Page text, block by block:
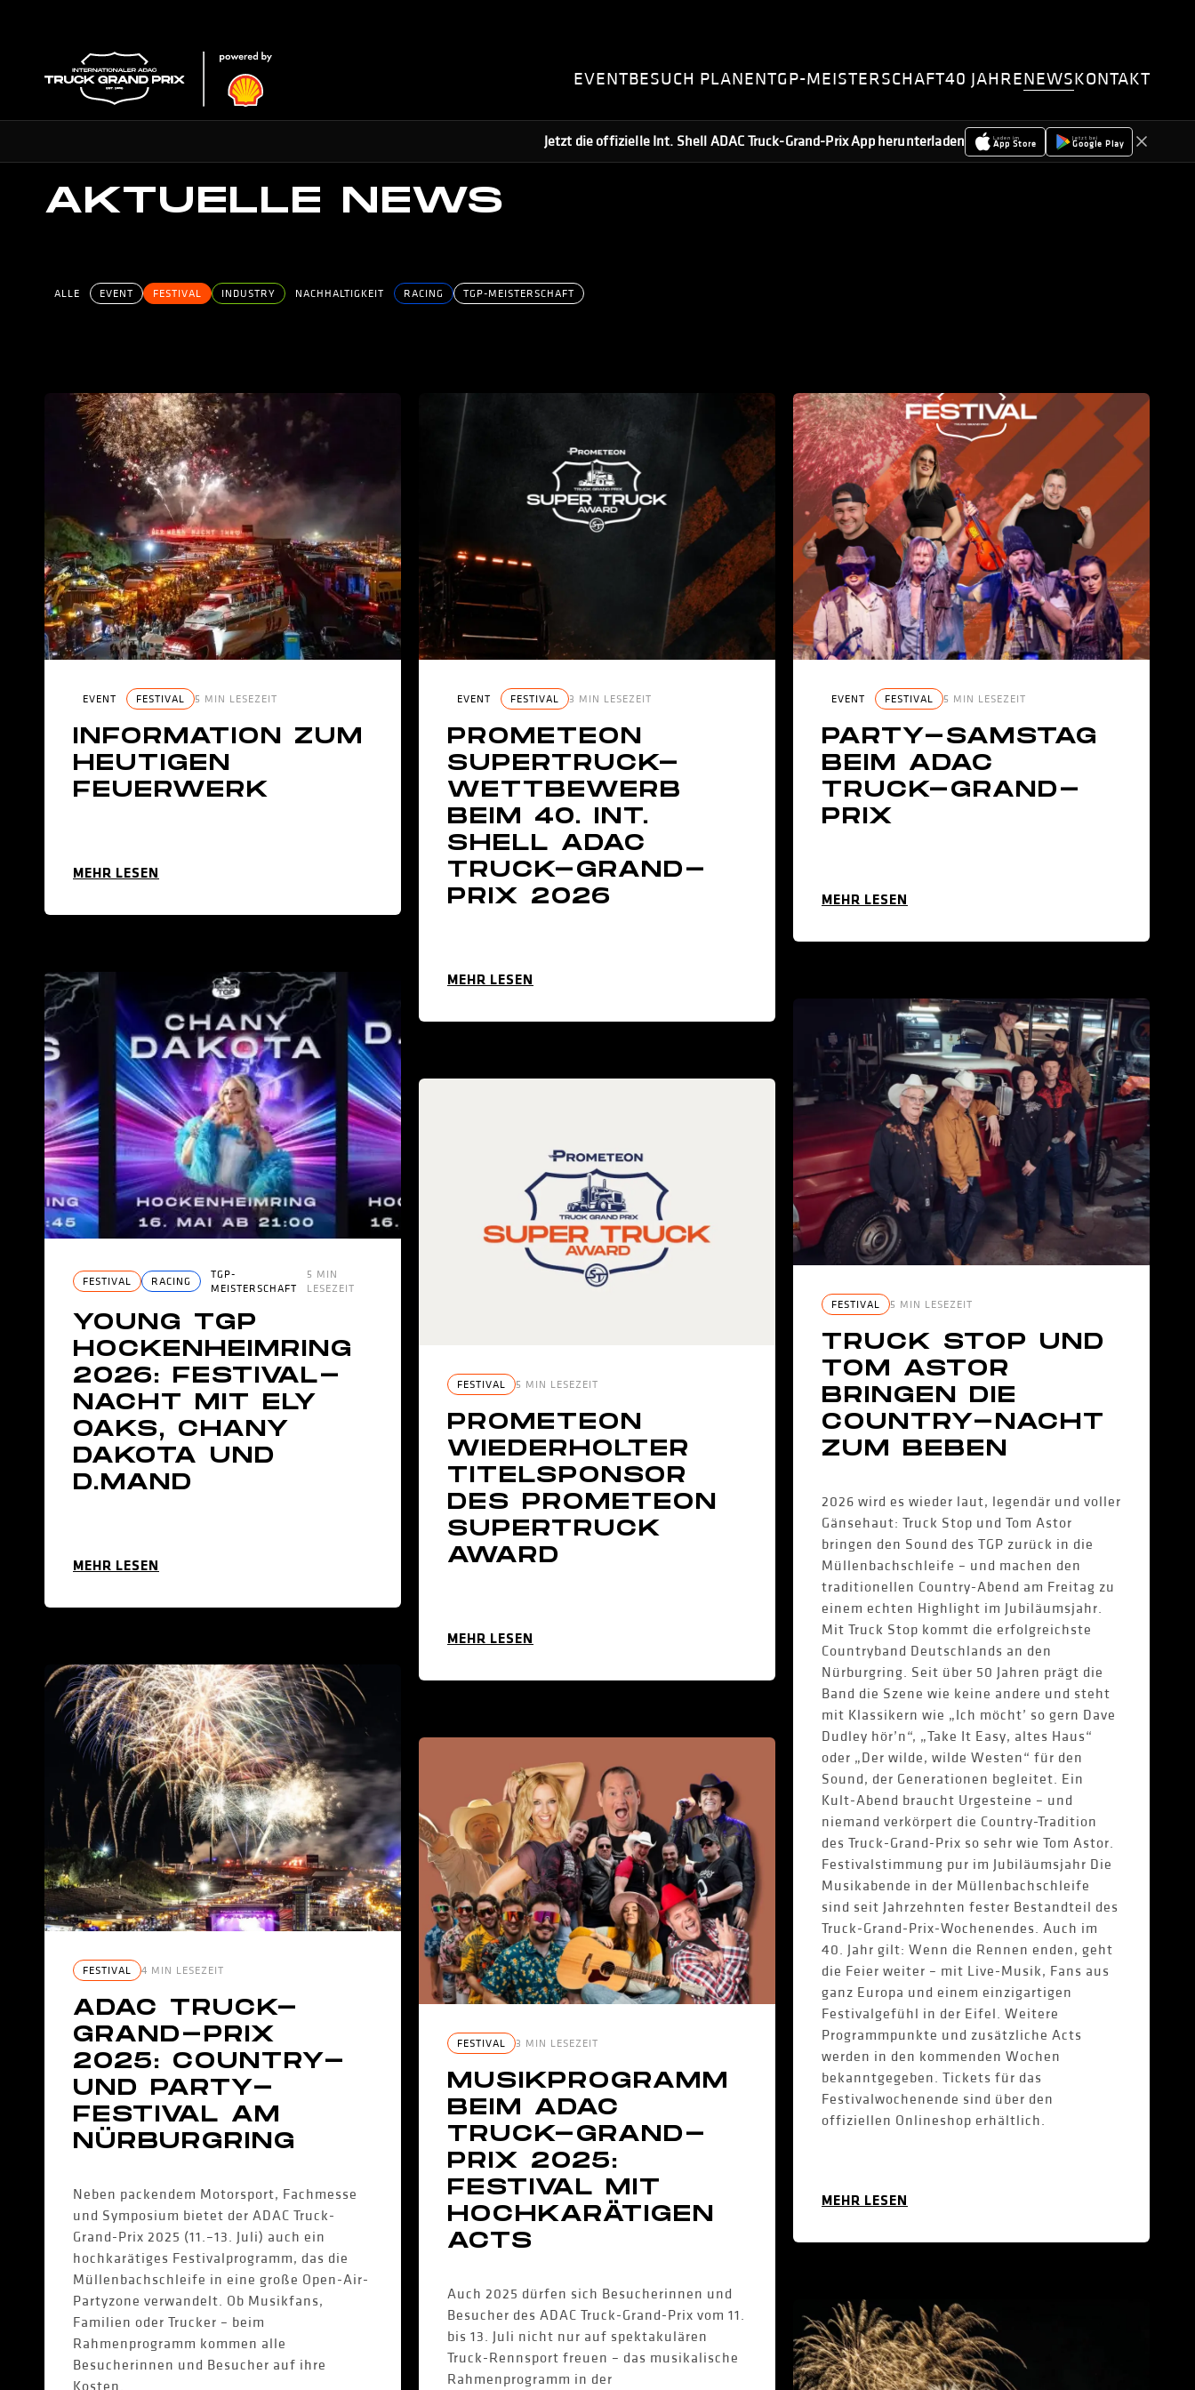
EVENTBESUCH PLANENTGP-MEISTERSCHAFT40 JAHRENEWSKONTAKT
Jetzt die offizielle Int. Shell ADAC Truck-Grand-Prix App herunterladen Laden im
App Store
Jetzt bei
Google Play
AKTUELLE NEWS
ALLE EVENT FESTIVAL INDUSTRY NACHHALTIGKEIT RACING TGP-MEISTERSCHAFT
EVENT FESTIVAL 5 MIN LESEZEIT
INFORMATION ZUM
HEUTIGEN
FEUERWERK
MEHR LESEN
EVENT FESTIVAL 3 MIN LESEZEIT
PROMETEON
SUPERTRUCK-
WETTBEWERB
BEIM 40. INT.
SHELL ADAC
TRUCK-GRAND-
PRIX 2026
MEHR LESEN
EVENT FESTIVAL 5 MIN LESEZEIT
PARTY-SAMSTAG
BEIM ADAC
TRUCK-GRAND-
PRIX
MEHR LESEN
FESTIVAL RACING
TGP-
MEISTERSCHAFT
5 MIN
LESEZEIT
YOUNG TGP
HOCKENHEIMRING
2026: FESTIVAL-
NACHT MIT ELY
OAKS, CHANY
DAKOTA UND
D.MAND
MEHR LESEN
FESTIVAL 5 MIN LESEZEIT
TRUCK STOP UND
TOM ASTOR
BRINGEN DIE
COUNTRY-NACHT
ZUM BEBEN
2026 wird es wieder laut, legendär und voller
Gänsehaut: Truck Stop und Tom Astor
bringen den Sound des TGP zurück in die
Müllenbachschleife – und machen den
traditionellen Country-Abend am Freitag zu
einem echten Highlight im Jubiläumsjahr.
Mit Truck Stop kommt die erfolgreichste
Countryband Deutschlands an den
Nürburgring. Seit über 50 Jahren prägt die
Band die Szene wie keine andere und steht
mit Klassikern wie „Ich möcht’ so gern Dave
Dudley hör’n“, „Take It Easy, altes Haus“
oder „Der wilde, wilde Westen“ für den
Sound, der Generationen begleitet. Ein
Kult-Abend braucht Urgesteine – und
niemand verkörpert die Country-Tradition
des Truck-Grand-Prix so sehr wie Tom Astor.
Festivalstimmung pur im Jubiläumsjahr Die
Musikabende in der Müllenbachschleife
sind seit Jahrzehnten fester Bestandteil des
Truck-Grand-Prix-Wochenendes. Auch im
40. Jahr gilt: Wenn die Rennen enden, geht
die Feier weiter – mit Live-Musik, Fans aus
ganz Europa und einem einzigartigen
Festivalgefühl in der Eifel. Weitere
Programmpunkte und zusätzliche Acts
werden in den kommenden Wochen
bekanntgegeben. Tickets für das
Festivalwochenende sind über den
offiziellen Onlineshop erhältlich.
MEHR LESEN
FESTIVAL 5 MIN LESEZEIT
PROMETEON
WIEDERHOLTER
TITELSPONSOR
DES PROMETEON
SUPERTRUCK
AWARD
MEHR LESEN
FESTIVAL 4 MIN LESEZEIT
ADAC TRUCK-
GRAND-PRIX
2025: COUNTRY-
UND PARTY-
FESTIVAL AM
NÜRBURGRING
Neben packendem Motorsport, Fachmesse
und Symposium bietet der ADAC Truck-
Grand-Prix 2025 (11.–13. Juli) auch ein
hochkarätiges Festivalprogramm, das die
Müllenbachschleife in eine große Open-Air-
Partyzone verwandelt. Ob Musikfans,
Familien oder Trucker – beim
Rahmenprogramm kommen alle
Besucherinnen und Besucher auf ihre
Kosten.
FESTIVAL 3 MIN LESEZEIT
MUSIKPROGRAMM
BEIM ADAC
TRUCK-GRAND-
PRIX 2025:
FESTIVAL MIT
HOCHKARÄTIGEN
ACTS
Auch 2025 dürfen sich Besucherinnen und
Besucher des ADAC Truck-Grand-Prix vom 11.
bis 13. Juli nicht nur auf spektakulären
Truck-Rennsport freuen – das musikalische
Rahmenprogramm in der